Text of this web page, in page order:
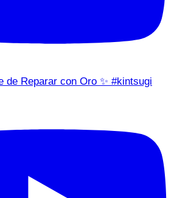
de Reparar con Oro ✨ #kintsugi